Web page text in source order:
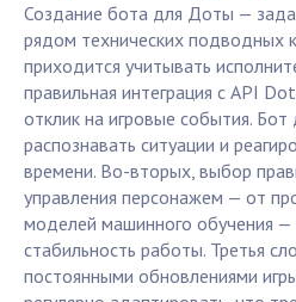
Создание бота для Доты —
рядом технических подводных
приходится учитывать
правильная интеграция с API
отклик на игровые события.
распознавать ситуации и
времени. Во-вторых, выбор
управления персонажем — от
моделей машинного обучения —
стабильность работы. Третья
постоянными обновлениями